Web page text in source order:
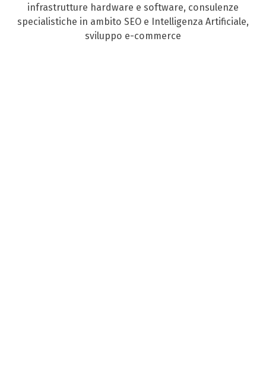
infrastrutture hardware e software, consulenze
specialistiche in ambito SEO e Intelligenza Artificiale,
sviluppo e-commerce